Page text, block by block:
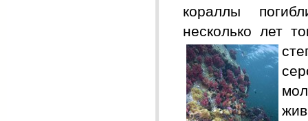
кораллы
несколько лет